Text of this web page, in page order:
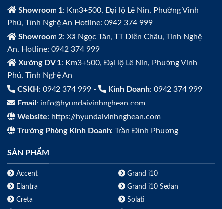
Showroom 1: Km3+500, Đại lộ Lê Nin, Phường Vinh
Phú, Tỉnh Nghệ An Hotline: 0942 374 999
Showroom 2: Xã Ngọc Tân, TT Diễn Châu, Tỉnh Nghệ
An. Hotline: 0942 374 999
Xưởng DV 1: Km3+500, Đại lộ Lê Nin, Phường Vinh
Phú, Tỉnh Nghệ An
CSKH : 0942 374 999 - Kinh Doanh: 0942 374 999
Email : info@hyundaivinhnghean.com
Website: https://hyundaivinhnghean.com
Trưởng Phòng Kinh Doanh: Trần Đình Phương
SẢN PHẨM
Accent
Elantra
Creta
Grand i10
Grand i10 Sedan
Solati